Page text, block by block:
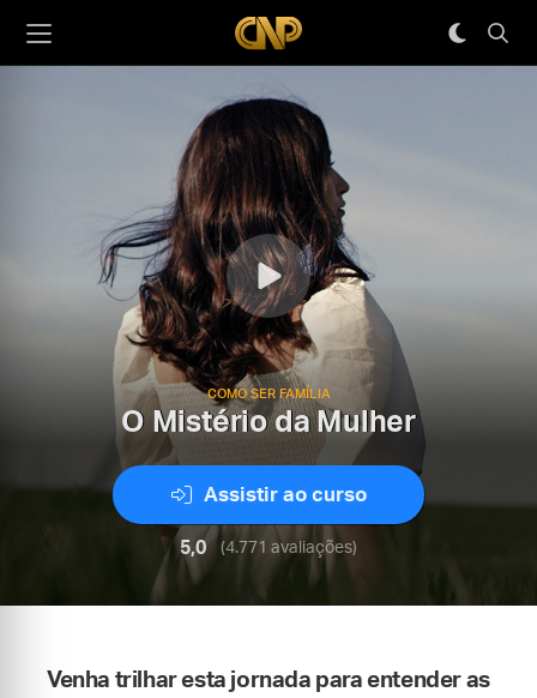
COMO SER FAMÍLIA
O Mistério da Mulher
Assistir ao curso
5,0 (4.771 avaliações)
Venha trilhar esta jornada para entender as